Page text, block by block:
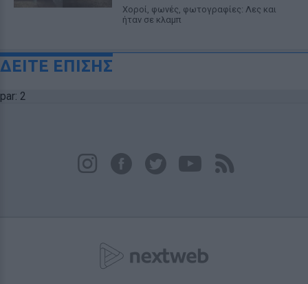
Χοροί, φωνές, φωτογραφίες: Λες και
ήταν σε κλαμπ
ΔΕΙΤΕ ΕΠΙΣΗΣ
par: 2